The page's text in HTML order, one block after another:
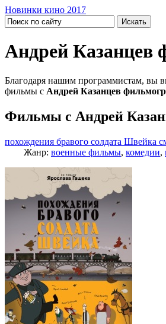
Новинки кино 2017
Андрей Казанцев
Благодаря нашим программистам, вы
фильмы с Андрей Казанцев
Фильмы с Андрей
похождения бравого солдата Швейка
Жанр: военные фильмы, комедии,